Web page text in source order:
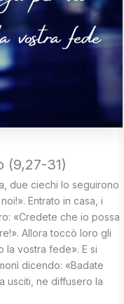
(9,27-31)
due ciechi lo seguirono
Entrato in casa, i
«Credete che io possa
Allora toccò loro gli
la vostra fede». E si
dicendo: «Badate
usciti, ne diffusero la